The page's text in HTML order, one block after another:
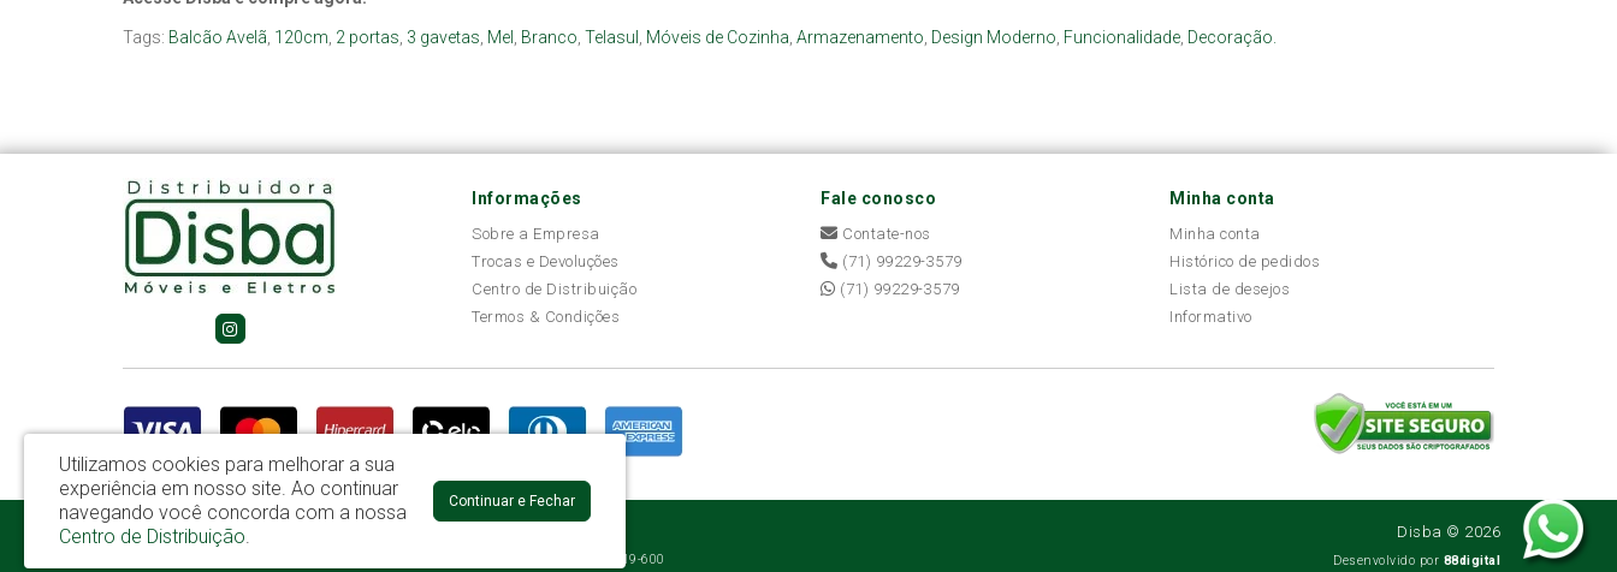
Tags: Balcão Avelã 120cm 2 portas 3 gavetas Mel Branco Telasul Móveis de Cozinha Armazenamento Design Moderno Funcionalidade Decoração.
Informações
Sobre a Empresa
Trocas e Devoluções
Centro de Distribuição
Termos & Condições
Fale conosco
Contate-nos
(71) 99229-3579
(71) 99229-3579
Minha conta
Minha conta
Histórico de pedidos
Lista de desejos
Informativo
Disba Móveis Salvador Ltda - CNPJ: 52.081.184/0001-65
Av. Cardeal Avelar Brandão Villela, 2696 - Mata Escura - Salvador / BA - CEP: 41219-600
Disba © 2026
Desenvolvido por 88digital
Utilizamos cookies para melhorar a sua
experiência em nosso site. Ao continuar
navegando você concorda com a nossa
Centro de Distribuição.
Continuar e Fechar